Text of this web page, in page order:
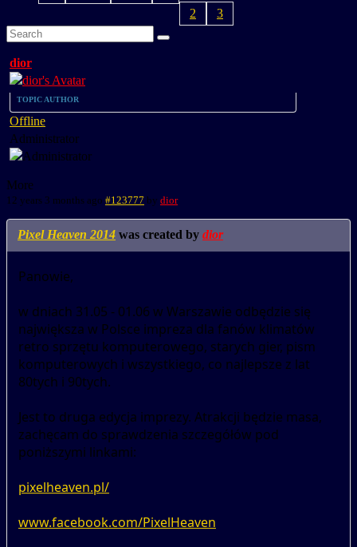
2
3
dior
TOPIC AUTHOR
Offline
Administrator
More
12 years 3 months ago #123777 by dior
Pixel Heaven 2014 was created by dior
Panowie,
w dniach 31.05 - 01.06 w Warszawie odbędzie się
największa w Polsce impreza dla fanów klimatów
retro sprzętu komputerowego, starych gier, pism
komputerowych i wszystkiego, co najlepsze z lat
80tych i 90tych.
Jest to druga edycja imprezy. Atrakcji będzie masa,
zachęcam do sprawdzenia szczegółów pod
poniższymi linkami:
pixelheaven.pl/
www.facebook.com/PixelHeaven